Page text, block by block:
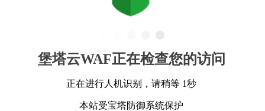
堡塔云WAF正在检查您的访问
正在进行人机识别，请稍等 1秒
本站受宝塔防御系统保护